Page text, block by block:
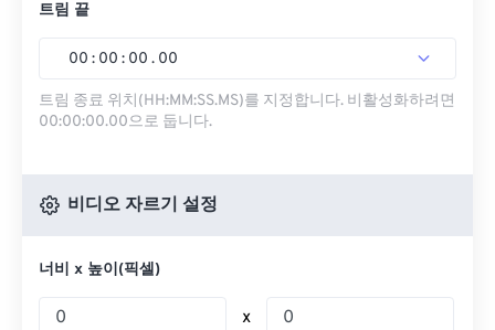
트림 끝
00 : 00 : 00 . 00
트림 종료 위치(HH:MM:SS.MS)를 지정합니다. 비활성화하려면
00:00:00.00으로 둡니다.
비디오 자르기 설정
너비 x 높이(픽셀)
x